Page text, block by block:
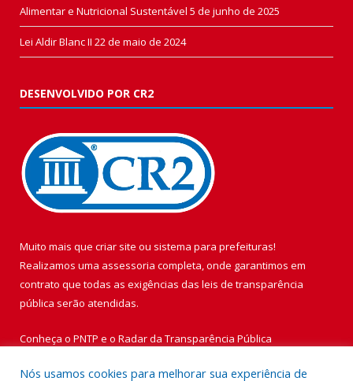
Alimentar e Nutricional Sustentável 5 de junho de 2025
Lei Aldir Blanc II 22 de maio de 2024
DESENVOLVIDO POR CR2
Muito mais que criar site ou sistema para prefeituras!
Realizamos uma assessoria completa, onde garantimos em
contrato que todas as exigências das leis de transparência
pública serão atendidas.
Conheça o PNTP e o Radar da Transparência Pública
Nós usamos cookies para melhorar sua experiência de